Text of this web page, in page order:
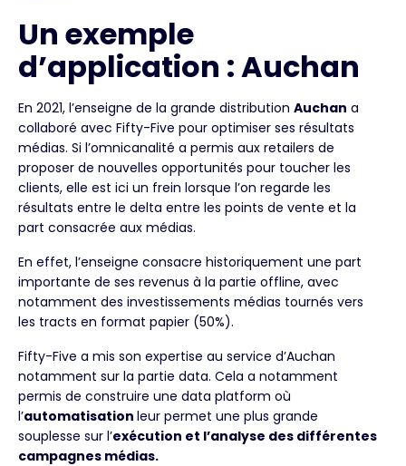
Un exemple
d’application : Auchan
En 2021, l’enseigne de la grande distribution Auchan a
collaboré avec Fifty-Five pour optimiser ses résultats
médias. Si l’omnicanalité a permis aux retailers de
proposer de nouvelles opportunités pour toucher les
clients, elle est ici un frein lorsque l’on regarde les
résultats entre le delta entre les points de vente et la
part consacrée aux médias.
En effet, l’enseigne consacre historiquement une part
importante de ses revenus à la partie offline, avec
notamment des investissements médias tournés vers
les tracts en format papier (50%).
Fifty-Five a mis son expertise au service d’Auchan
notamment sur la partie data. Cela a notamment
permis de construire une data platform où
l’automatisation leur permet une plus grande
souplesse sur l’exécution et l’analyse des différentes
campagnes médias.